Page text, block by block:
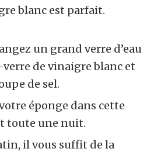
blanc est parfait.
un grand verre d’eau
de vinaigre blanc et
de sel.
éponge dans cette
toute une nuit.
il vous suffit de la